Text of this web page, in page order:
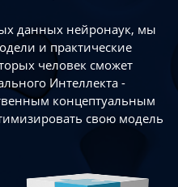
данных нейронаук, мы
и практические
человек сможет
Интеллекта -
концептуальным
свою модель